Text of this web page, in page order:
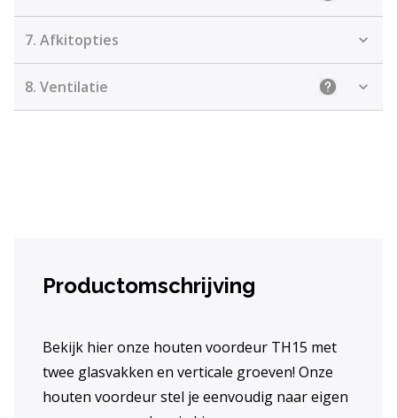
7. Afkitopties
8. Ventilatie Uitleg:
Productomschrijving
Bekijk hier onze houten voordeur TH15 met
twee glasvakken en verticale groeven! Onze
houten voordeur stel je eenvoudig naar eigen